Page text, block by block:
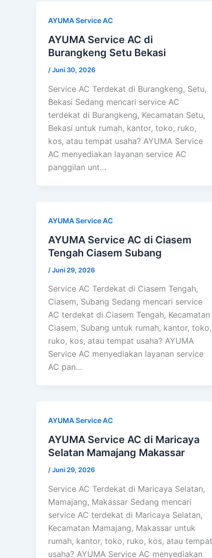
AYUMA Service AC
AYUMA Service AC di
Burangkeng Setu Bekasi
/Juni 30, 2026
Service AC Terdekat di Burangkeng, Setu,
Bekasi Sedang mencari service AC
terdekat di Burangkeng, Kecamatan Setu,
Bekasi untuk rumah, kantor, toko, ruko,
kos, atau tempat usaha? AYUMA Service
AC menyediakan layanan service AC
panggilan unt…
AYUMA Service AC
AYUMA Service AC di Ciasem
Tengah Ciasem Subang
/Juni 29, 2026
Service AC Terdekat di Ciasem Tengah,
Ciasem, Subang Sedang mencari service
AC terdekat di Ciasem Tengah, Kecamatan
Ciasem, Subang untuk rumah, kantor, toko,
ruko, kos, atau tempat usaha? AYUMA
Service AC menyediakan layanan service
AC pan…
AYUMA Service AC
AYUMA Service AC di Maricaya
Selatan Mamajang Makassar
/Juni 29, 2026
Service AC Terdekat di Maricaya Selatan,
Mamajang, Makassar Sedang mencari
service AC terdekat di Maricaya Selatan,
Kecamatan Mamajang, Makassar untuk
rumah, kantor, toko, ruko, kos, atau tempat
usaha? AYUMA Service AC menyediakan